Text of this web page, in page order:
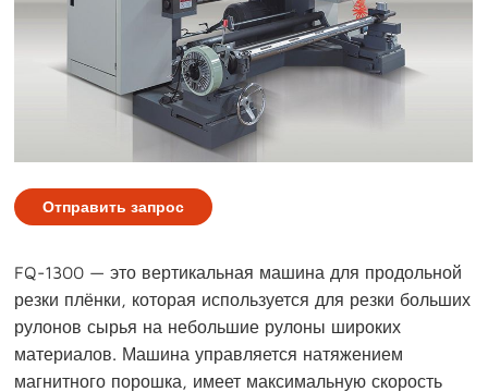
Отправить запрос
FQ-1300 — это вертикальная машина для продольной
резки плёнки, которая используется для резки больших
рулонов сырья на небольшие рулоны широких
материалов. Машина управляется натяжением
магнитного порошка, имеет максимальную скорость